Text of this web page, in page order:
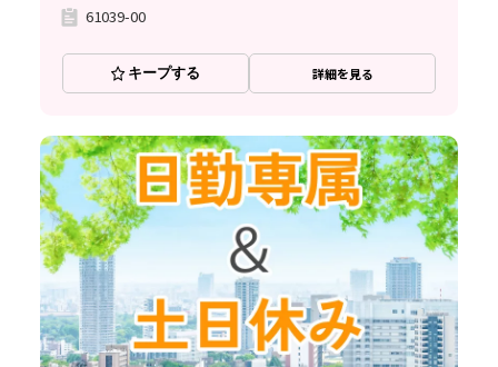
61039-00
キープする 詳細を見る